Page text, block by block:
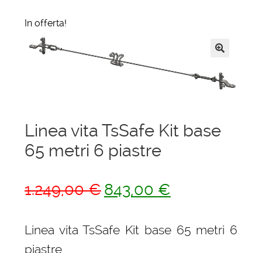
il
child
il
menu
Sollevatori
il
Ponteggi
Scale in alluminio
child
alluminio
il
In offerta!
Linea vita TsSafe Kit base
65 metri 6 piastre
1.249,00€ Il
originale
843,00 €
attuale
Linea vita TsSafe Kit base 65 metri 6
piastre